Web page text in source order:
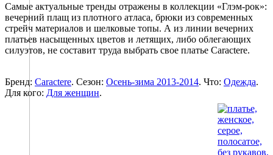
Самые актуальные тренды отражены в коллекции «Глэм-рок»:
вечерний плащ из плотного атласа, брюки из современных
стрейч материалов и шелковые топы. А из линии вечерних
платьев насыщенных цветов и летящих, либо облегающих
силуэтов, не составит труда выбрать свое платье Caractere.
Бренд: Caractere. Сезон: Осень-зима 2013-2014. Что: Одежда.
Для кого: Для женщин.